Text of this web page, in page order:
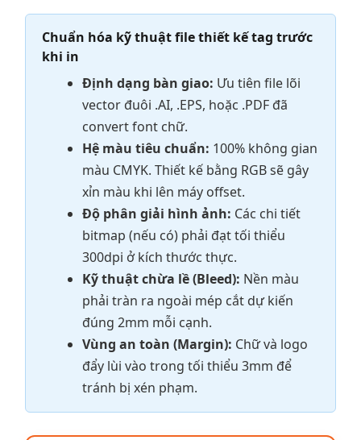
Chuẩn hóa kỹ thuật file thiết kế tag trước
khi in
Định dạng bàn giao: Ưu tiên file lõi
vector đuôi .AI, .EPS, hoặc .PDF đã
convert font chữ.
Hệ màu tiêu chuẩn: 100% không gian
màu CMYK. Thiết kế bằng RGB sẽ gây
xỉn màu khi lên máy offset.
Độ phân giải hình ảnh: Các chi tiết
bitmap (nếu có) phải đạt tối thiểu
300dpi ở kích thước thực.
Kỹ thuật chừa lề (Bleed): Nền màu
phải tràn ra ngoài mép cắt dự kiến
đúng 2mm mỗi cạnh.
Vùng an toàn (Margin): Chữ và logo
đẩy lùi vào trong tối thiểu 3mm để
tránh bị xén phạm.